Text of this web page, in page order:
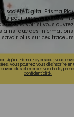
société Digital Prisma
pour mesurer et
savoir si vous
ainsi que des
savoir plus sur ces
Digital Prisma Playerspour vous
Vous pourrez vous désinscrire en
plus et exercer vos droits,
Confidentialité.